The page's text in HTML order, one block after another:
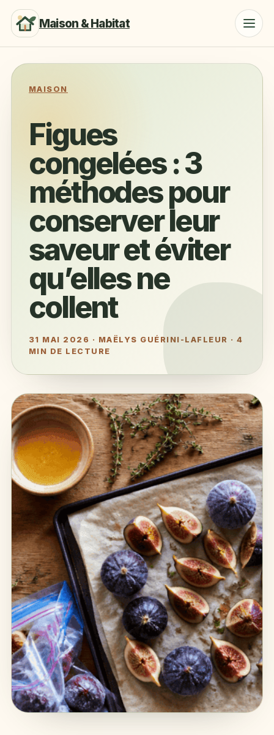
Maison & Habitat
MAISON
Figues
congelées : 3
méthodes pour
conserver leur
saveur et éviter
qu’elles ne
collent
31 MAI 2026 · MAËLYS GUÉRINI-LAFLEUR · 4
MIN DE LECTURE